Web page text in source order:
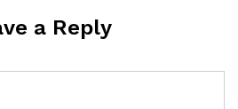
a Reply